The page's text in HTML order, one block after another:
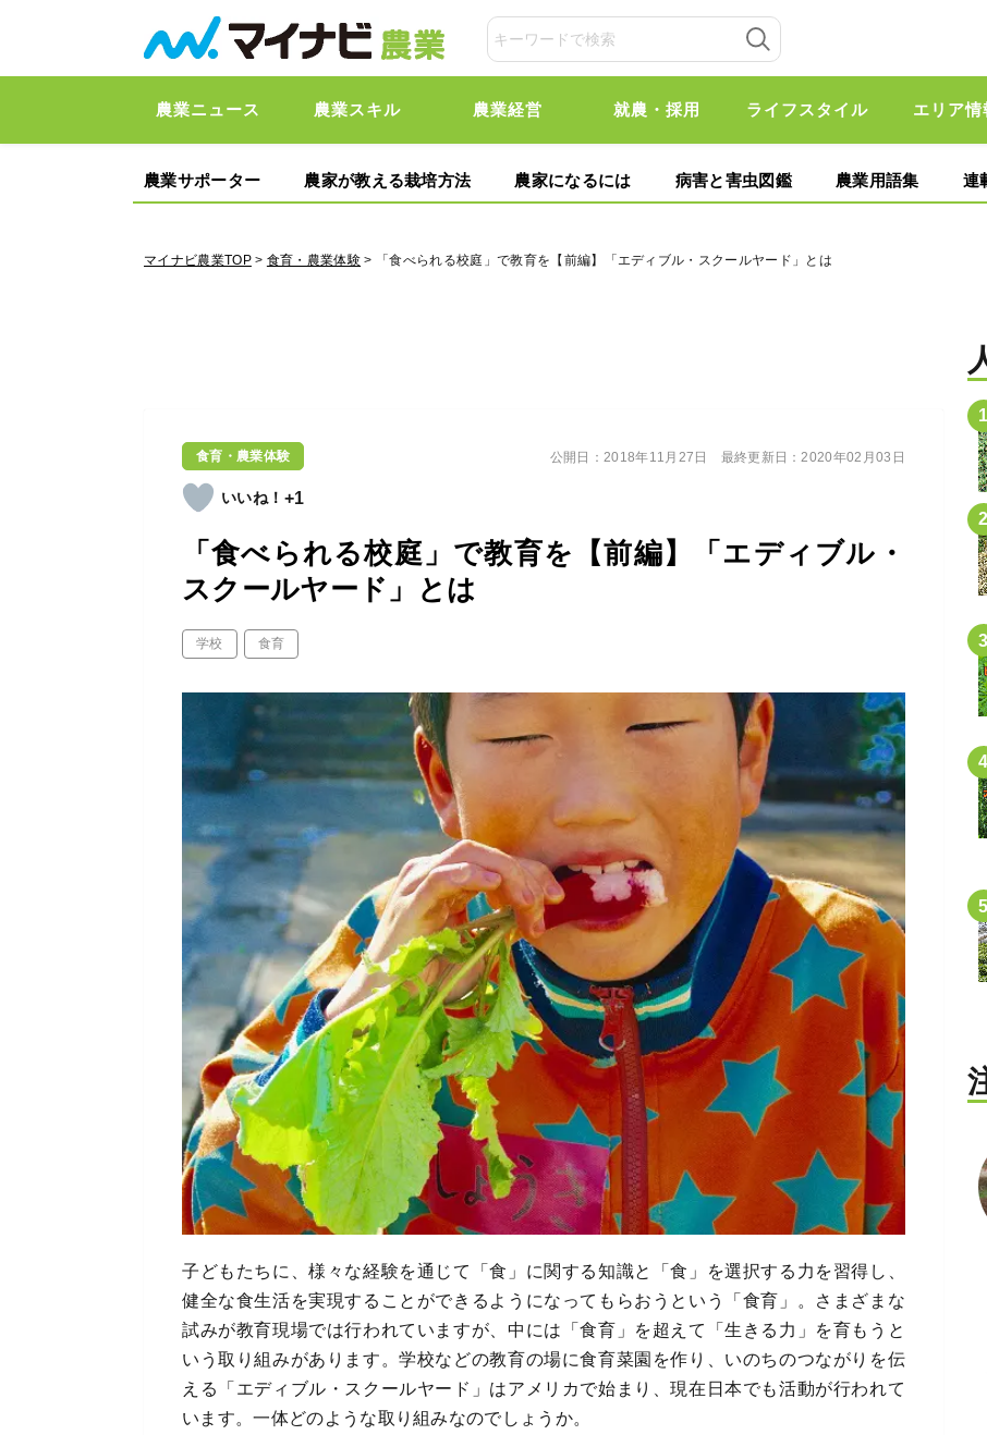
農業ニュース 農業スキル 農業経営 就農・採用 ライフスタイル エリア情
農業サポーター 農家が教える栽培方法 農家になるには 病害と害虫図鑑 農業用語集 連
マイナビ農業TOP> 食育・農業体験 > 「食べられる校庭」で教育を【前編】「エディブル・スクールヤード」とは
食育・農業体験
+1
「食べられる校庭」で教育を【前編】「エディブル・
スクールヤード」とは
学校 食育
公開日：2018年11月27日 最終更新日：2020年02月03日
子どもたちに、様々な経験を通じて「食」に関する知識と「食」を選択する力を習得し、
健全な食生活を実現することができるようになってもらおうという「食育」。さまざまな
試みが教育現場では行われていますが、中には「食育」を超えて「生きる力」を育もうと
いう取り組みがあります。学校などの教育の場に食育菜園を作り、いのちのつながりを伝
える「エディブル・スクールヤード」はアメリカで始まり、現在日本でも活動が行われて
います。一体どのような取り組みなのでしょうか。